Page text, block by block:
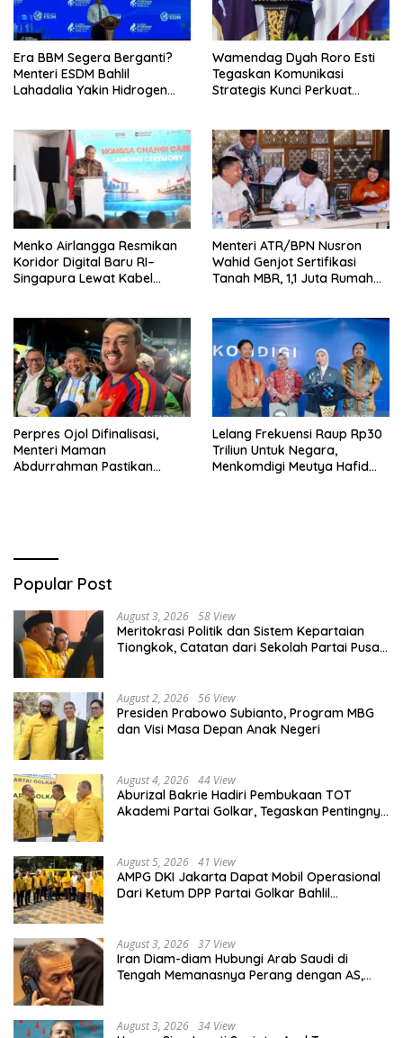
Era BBM Segera Berganti?
Menteri ESDM Bahlil
Lahadalia Yakin Hidrogen
Wamendag Dyah Roro Esti
Tegaskan Komunikasi
Strategis Kunci Perkuat
Menko Airlangga Resmikan
Koridor Digital Baru RI–
Singapura Lewat Kabel
Menteri ATR/BPN Nusron
Wahid Genjot Sertifikasi
Tanah MBR, 1,1 Juta Rumah
Perpres Ojol Difinalisasi,
Menteri Maman
Abdurrahman Pastikan
Lelang Frekuensi Raup Rp30
Triliun Untuk Negara,
Menkomdigi Meutya Hafid
Popular Post
August 3, 2026 58 View
Meritokrasi Politik dan Sistem Kepartaian
Tiongkok, Catatan dari Sekolah Partai Pusat
August 2, 2026 56 View
Presiden Prabowo Subianto, Program MBG
dan Visi Masa Depan Anak Negeri
August 4, 2026 44 View
Aburizal Bakrie Hadiri Pembukaan TOT
Akademi Partai Golkar, Tegaskan Pentingnya
August 5, 2026 41 View
AMPG DKI Jakarta Dapat Mobil Operasional
Dari Ketum DPP Partai Golkar Bahlil
August 3, 2026 37 View
Iran Diam-diam Hubungi Arab Saudi di
Tengah Memanasnya Perang dengan AS,
August 3, 2026 34 View